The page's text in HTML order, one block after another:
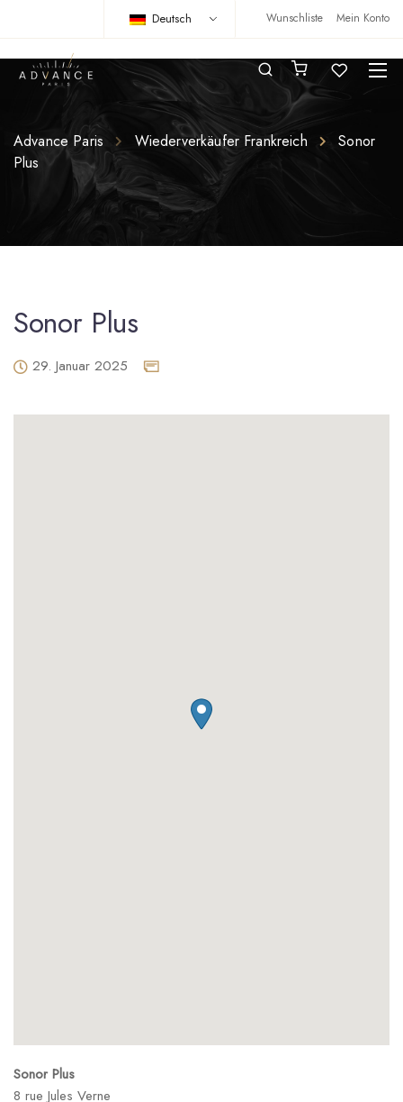
Wunschliste Mein Konto
Deutsch
Advance Paris Wiederverkäufer Frankreich
Sonor
Plus
Sonor Plus
29. Januar 2025
Sonor Plus
8 rue Jules Verne